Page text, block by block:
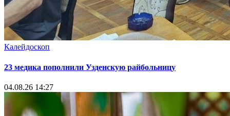
Калейдоскоп
23 медика пополнили Узденскую райбольницу
04.08.26 14:27